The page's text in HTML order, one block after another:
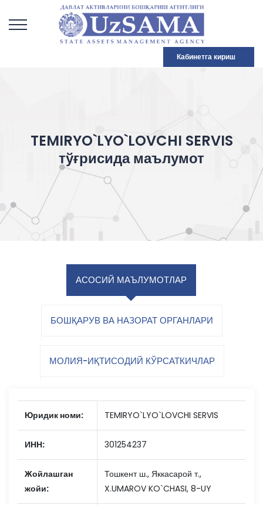
Кабинетга кириш
TEMIRYO`LYO`LOVCHI SERVIS
тўғрисида маълумот
АСОСИЙ МАЪЛУМОТЛАР
БОШҚАРУВ ВА НАЗОРАТ ОРГАНЛАРИ
МОЛИЯ-ИҚТИСОДИЙ КЎРСАТКИЧЛАР
Юридик номи: TEMIRYO`LYO`LOVCHI SERVIS
ИНН: 301254237
Жойлашган
жойи:
Тошкент ш., Яккасарой т.,
X.UMAROV KO`CHASI, 8-UY